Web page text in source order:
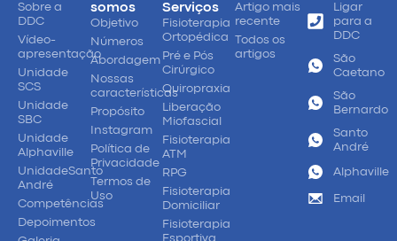
Sobre a
DDC
Vídeo-
apresentação
Unidade
SCS
Unidade
SBC
Unidade
Alphaville
UnidadeSanto
André
Competências
Depoimentos
somos
Objetivo
Números
Abordagem
Nossas
características
Propósito
Instagram
Política de
Privacidade
Termos de
Uso
Serviços
Fisioterapia
Ortopédica
Pré e Pós
Cirúrgico
Quiropraxia
Liberação
Miofascial
Fisioterapia
ATM
RPG
Fisioterapia
Domiciliar
Fisioterapia
Esportiva
Artigo mais
recente
Todos os
artigos
Ligar
para a
DDC
São
Caetano
São
Bernardo
Santo
André
Alphaville
Email